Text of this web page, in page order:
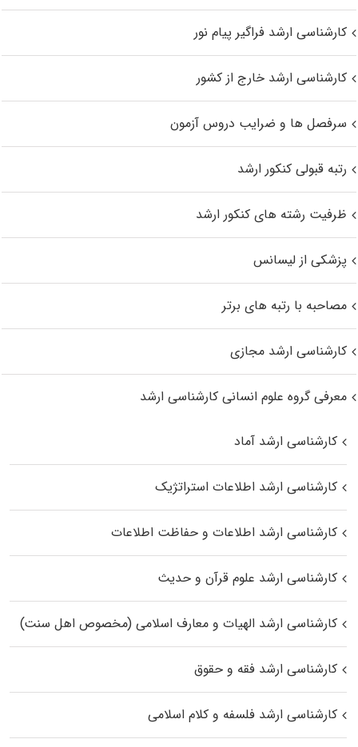
کارشناسی ارشد فراگیر پیام نور
کارشناسی ارشد خارج از کشور
سرفصل ها و ضرایب دروس آزمون
رتبه قبولی کنکور ارشد
ظرفیت رشته های کنکور ارشد
پزشکی از لیسانس
مصاحبه با رتبه های برتر
کارشناسی ارشد مجازی
معرفی گروه علوم انسانی کارشناسی ارشد
کارشناسی ارشد آماد
کارشناسی ارشد اطلاعات استراتژیک
کارشناسی ارشد اطلاعات و حفاظت اطلاعات
کارشناسی ارشد علوم قرآن و حدیث
کارشناسی ارشد الهیات و معارف اسلامی (مخصوص اهل سنت)
کارشناسی ارشد فقه و حقوق
کارشناسی ارشد فلسفه و کلام اسلامی